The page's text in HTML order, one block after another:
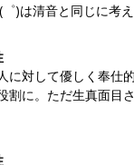
)は清音と同じに考え
に対して優しく奉仕
割に。ただ生真面目